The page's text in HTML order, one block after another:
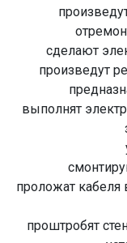
сделают
произведут
выполнят
проложат кабеля
проштробят